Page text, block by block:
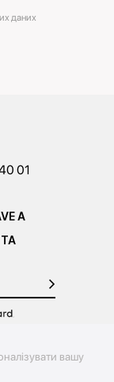
даних
01
A
вашу